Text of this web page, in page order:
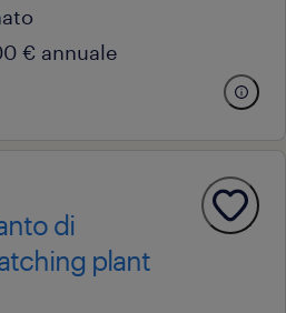
€ annuale
di
plant